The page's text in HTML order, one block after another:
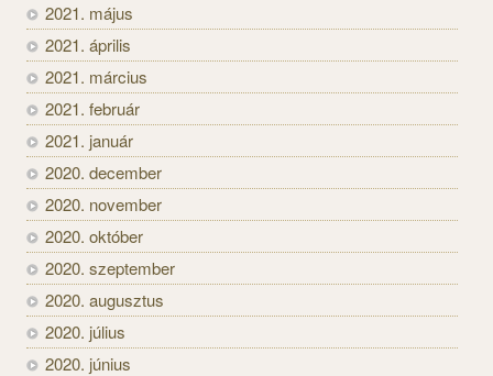
2021. május
2021. április
2021. március
2021. február
2021. január
2020. december
2020. november
2020. október
2020. szeptember
2020. augusztus
2020. július
2020. június